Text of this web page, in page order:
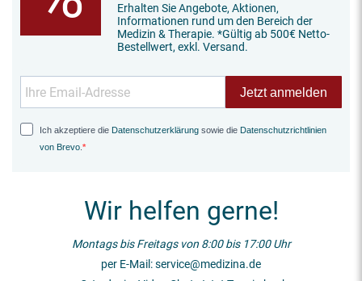
Erhalten Sie Angebote, Aktionen,
Informationen rund um den Bereich der
Medizin & Therapie. *Gültig ab 500€ Netto-
Bestellwert, exkl. Versand.
Jetzt anmelden
Ich akzeptiere die Datenschutzerklärung sowie die Datenschutzrichtlinien
von Brevo
Wir helfen gerne!
Montags bis Freitags von 8:00 bis 17:00 Uhr
per E-Mail:service@medizina.de